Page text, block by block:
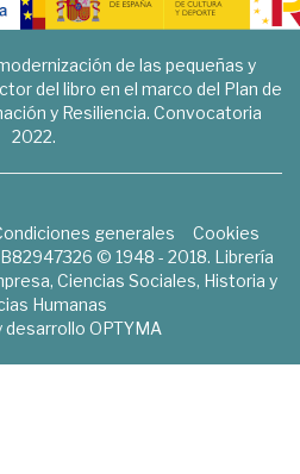
de las pequeñas y
del libro en el marco del Plan de
y Resiliencia. Convocatoria
2022.
generales
Cookies
© 1948 - 2018. Librería
Ciencias Sociales, Historia y
Humanas
desarrollo OPTYMA